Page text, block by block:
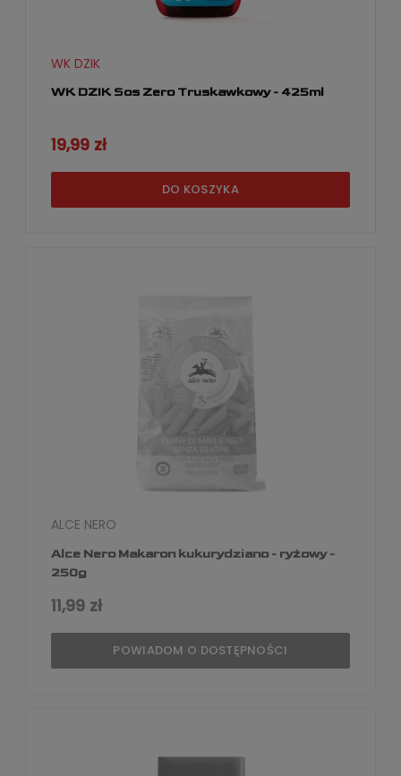
WK DZIK Sos Zero Truskawkowy - 425ml
WK DZIK
19,99 zł
DO KOSZYKA
Alce Nero Makaron kukurydziano - ryżowy -
250g
ALCE NERO
11,99 zł
POWIADOM O DOSTĘPNOŚCI